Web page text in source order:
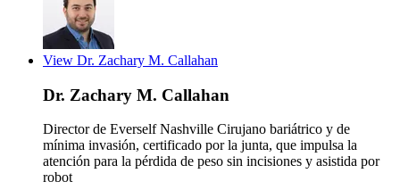
View Dr. Zachary M. Callahan
Dr. Zachary M. Callahan
Director de Everself Nashville Cirujano bariátrico y de
mínima invasión, certificado por la junta, que impulsa la
atención para la pérdida de peso sin incisiones y asistida por
robot